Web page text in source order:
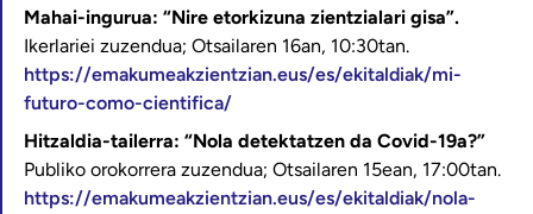
Mahai-ingurua: “Nire etorkizuna zientzialari gisa”.
Ikerlariei zuzendua; Otsailaren 16an, 10:30tan.
https://emakumeakzientzian.eus/es/ekitaldiak/mi-
futuro-como-cientifica/
Hitzaldia-tailerra: “Nola detektatzen da Covid-19a?”
Publiko orokorrera zuzendua; Otsailaren 15ean, 17:00tan.
https://emakumeakzientzian.eus/es/ekitaldiak/nola-